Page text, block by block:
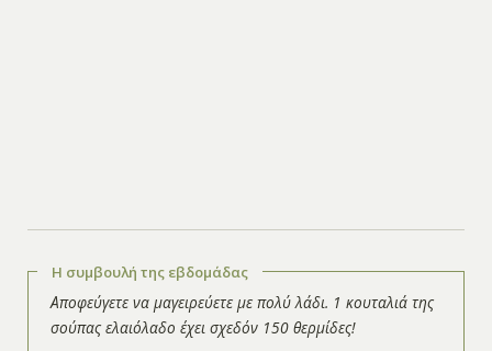
Η συμβουλή της εβδομάδας
Αποφεύγετε να μαγειρεύετε με πολύ λάδι. 1 κουταλιά της
σούπας ελαιόλαδο έχει σχεδόν 150 θερμίδες!